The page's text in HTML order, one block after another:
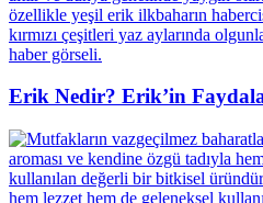
Erik Nedir? Erik’in